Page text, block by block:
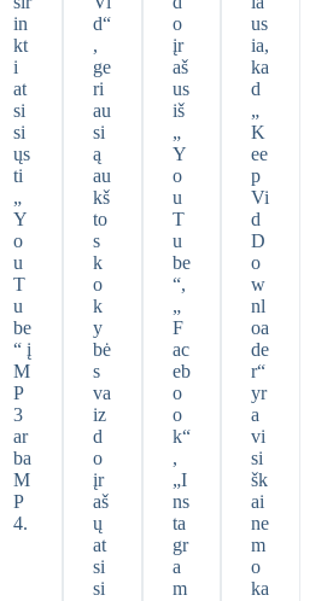
in
kt
i
at
si
si
ųs
ti
„
Y
o
u
T
u
be
“ į
M
P
3
ar
ba
M
P
4.
d“
,
ge
ri
au
si
ą
au
kš
to
s
k
o
k
y
bė
s
va
iz
d
o
įr
aš
ų
at
si
si
o
įr
aš
us
iš
„
Y
o
u
T
u
be
“,
„
F
ac
eb
o
o
k“
,
„I
ns
ta
gr
a
m
us
ia,
ka
d
„
K
ee
p
Vi
d
D
o
w
nl
oa
de
r“
yr
a
vi
si
šk
ai
ne
m
o
ka